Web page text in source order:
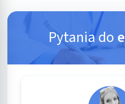
Pytania do